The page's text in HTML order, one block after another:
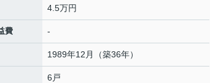
4.5万円
費 -
1989年12月（築36年）
6戸